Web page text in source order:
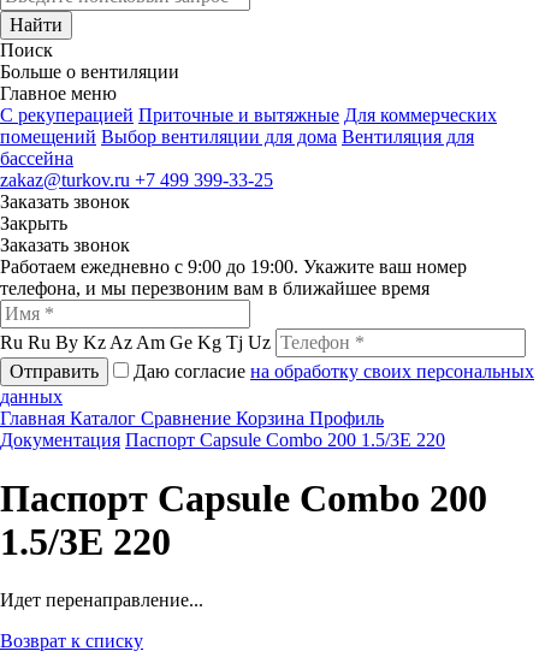
Найти
Поиск
Больше о вентиляции
Главное меню
C рекуперацией Приточные и вытяжные Для коммерческих
помещений Выбор вентиляции для дома Вентиляция для
бассейна
zakaz@turkov.ru +7 499 399-33-25
Заказать звонок
Закрыть
Заказать звонок
Работаем ежедневно с 9:00 до 19:00. Укажите ваш номер
телефона, и мы перезвоним вам в ближайшее время
Ru Ru By Kz Az Am Ge Kg Tj Uz
Отправить
Даю согласие на обработку своих персональных
данных
Главная Каталог Сравнение Корзина Профиль
Документация Паспорт Capsule Combo 200 1.5/3E 220
Паспорт Capsule Combo 200
1.5/3E 220
Идет перенаправление...
Возврат к списку